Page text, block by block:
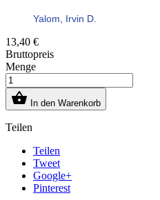
Yalom, Irvin D.
13,40 €
Bruttopreis
Menge
 In den Warenkorb
Teilen
Teilen
Tweet
Google+
Pinterest